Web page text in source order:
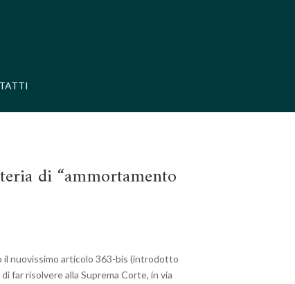
di “ammortamento
il nuovissimo articolo 363-bis (introdotto
far risolvere alla Suprema Corte, in via